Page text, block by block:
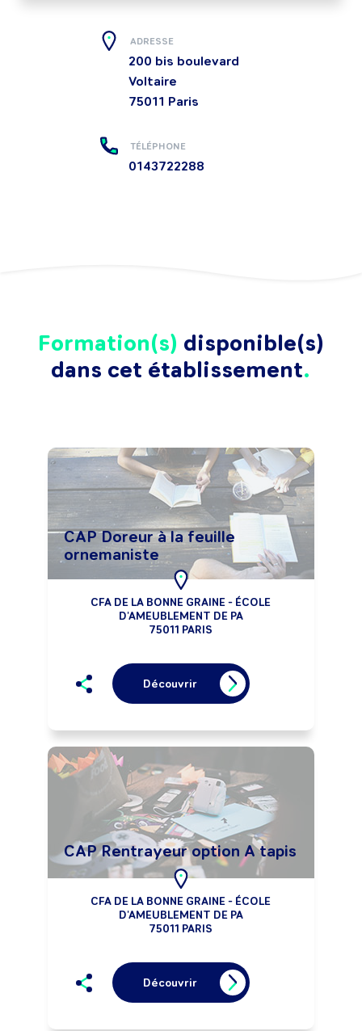
ADRESSE
200 bis boulevard
Voltaire
75011 Paris
TÉLÉPHONE
0143722288
Formation(s) disponible(s)
dans cet établissement
CAP Doreur à la feuille
ornemaniste
CFA DE LA BONNE GRAINE - ÉCOLE
D'AMEUBLEMENT DE PA
75011 PARIS
Découvrir
CAP Rentrayeur option A tapis
CFA DE LA BONNE GRAINE - ÉCOLE
D'AMEUBLEMENT DE PA
75011 PARIS
Découvrir